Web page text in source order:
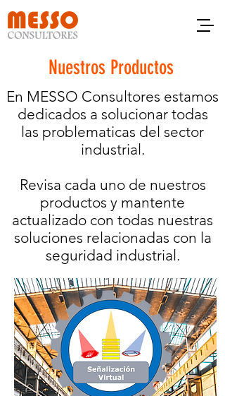
Nuestros Productos
En MESSO Consultores estamos
dedicados a solucionar todas
las problematicas del sector
industrial.
Revisa cada uno de nuestros
productos y mantente
actualizado con todas nuestras
soluciones relacionadas con la
seguridad industrial.